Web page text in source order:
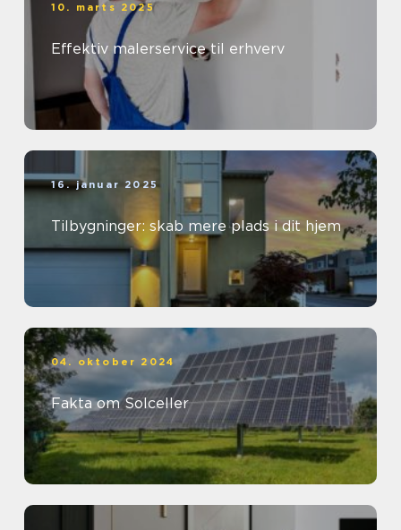
10. marts 2025
Effektiv malerservice til erhverv
16. januar 2025
Tilbygninger: skab mere plads i dit hjem
04. oktober 2024
Fakta om Solceller